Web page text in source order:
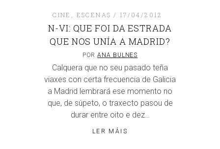
CINE ESCENAS 17/04/2012
N-VI: QUE FOI DA ESTRADA
QUE NOS UNÍA A MADRID?
PORANA BULNES
Calquera que no seu pasado teña
viaxes con certa frecuencia de Galicia
a Madrid lembrará ese momento no
que, de súpeto, o traxecto pasou de
durar entre oito e dez…
LER MÁIS